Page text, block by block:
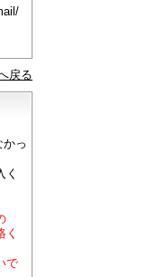
戻る
っ
く
く
で